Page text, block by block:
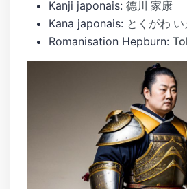
Kanji japonais: 德川 家康
Kana japonais: とくがわ
Romanisation Hepburn: